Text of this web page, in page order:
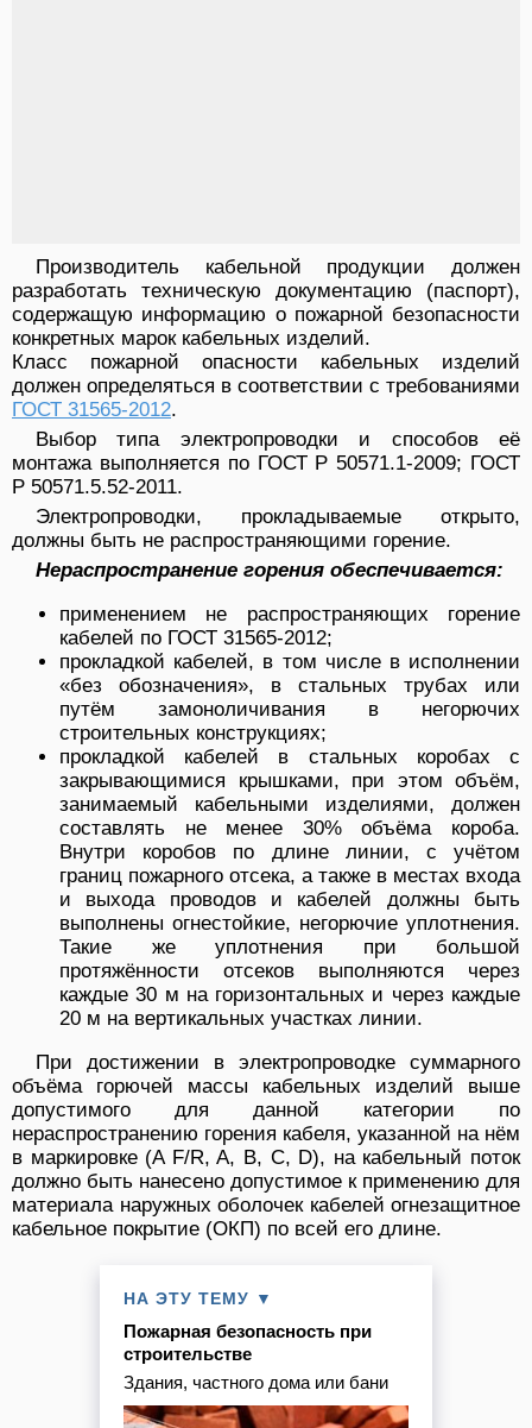
Производитель кабельной продукции должен
разработать техническую документацию (паспорт),
содержащую информацию о пожарной безопасности
конкретных марок кабельных изделий.
Класс пожарной опасности кабельных изделий
должен определяться в соответствии с требованиями
ГОСТ 31565-2012.
Выбор типа электропроводки и способов её
монтажа выполняется по ГОСТ Р 50571.1-2009; ГОСТ
Р 50571.5.52-2011.
Электропроводки, прокладываемые открыто,
должны быть не распространяющими горение.
Нераспространение горения обеспечивается:
применением не распространяющих горение
кабелей по ГОСТ 31565-2012;
прокладкой кабелей, в том числе в исполнении
«без обозначения», в стальных трубах или
путём замоноличивания в негорючих
строительных конструкциях;
прокладкой кабелей в стальных коробах с
закрывающимися крышками, при этом объём,
занимаемый кабельными изделиями, должен
составлять не менее 30% объёма короба.
Внутри коробов по длине линии, с учётом
границ пожарного отсека, а также в местах входа
и выхода проводов и кабелей должны быть
выполнены огнестойкие, негорючие уплотнения.
Такие же уплотнения при большой
протяжённости отсеков выполняются через
каждые 30 м на горизонтальных и через каждые
20 м на вертикальных участках линии.
При достижении в электропроводке суммарного
объёма горючей массы кабельных изделий выше
допустимого для данной категории по
нераспространению горения кабеля, указанной на нём
в маркировке (A F/R, A, B, C, D), на кабельный поток
должно быть нанесено допустимое к применению для
материала наружных оболочек кабелей огнезащитное
кабельное покрытие (ОКП) по всей его длине.
НА ЭТУ ТЕМУ ▼
Пожарная безопасность при
строительстве
Здания, частного дома или бани